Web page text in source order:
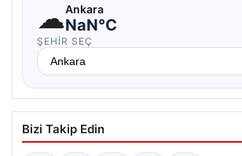
☁Ankara
NaN°C
ŞEHIR SEÇ
Bizi Takip Edin